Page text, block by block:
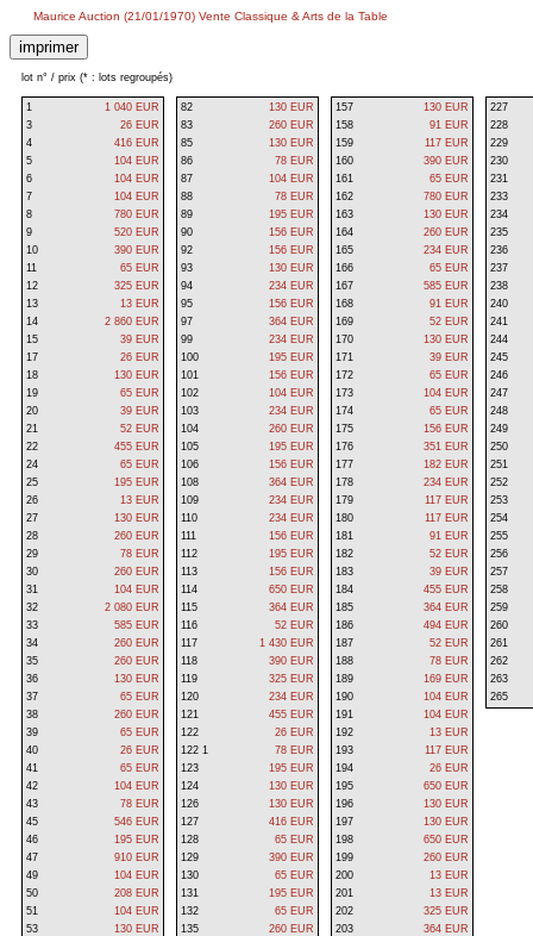
Maurice Auction (21/01/1970) Vente Classique & Arts de la Table
lot n° / prix (* : lots regroupés)
1
1 040 EUR
3
26 EUR
4
416 EUR
5
104 EUR
6
104 EUR
7
104 EUR
8
780 EUR
9
520 EUR
10
390 EUR
11
65 EUR
12
325 EUR
13
13 EUR
14
2 860 EUR
15
39 EUR
17
26 EUR
18
130 EUR
19
65 EUR
20
39 EUR
21
52 EUR
22
455 EUR
24
65 EUR
25
195 EUR
26
13 EUR
27
130 EUR
28
260 EUR
29
78 EUR
30
260 EUR
31
104 EUR
32
2 080 EUR
33
585 EUR
34
260 EUR
35
260 EUR
36
130 EUR
37
65 EUR
38
260 EUR
39
65 EUR
40
26 EUR
41
65 EUR
42
104 EUR
43
78 EUR
45
546 EUR
46
195 EUR
47
910 EUR
49
104 EUR
50
208 EUR
51
104 EUR
53
130 EUR
82
130 EUR
83
260 EUR
85
130 EUR
86
78 EUR
87
104 EUR
88
78 EUR
89
195 EUR
90
156 EUR
92
156 EUR
93
130 EUR
94
234 EUR
95
156 EUR
97
364 EUR
99
234 EUR
100
195 EUR
101
156 EUR
102
104 EUR
103
234 EUR
104
260 EUR
105
195 EUR
106
156 EUR
108
364 EUR
109
234 EUR
110
234 EUR
111
156 EUR
112
195 EUR
113
156 EUR
114
650 EUR
115
364 EUR
116
52 EUR
117
1 430 EUR
118
390 EUR
119
325 EUR
120
234 EUR
121
455 EUR
122
26 EUR
122 1
78 EUR
123
195 EUR
124
130 EUR
126
130 EUR
127
416 EUR
128
65 EUR
129
390 EUR
130
65 EUR
131
195 EUR
132
65 EUR
135
260 EUR
157
130 EUR
158
91 EUR
159
117 EUR
160
390 EUR
161
65 EUR
162
780 EUR
163
130 EUR
164
260 EUR
165
234 EUR
166
65 EUR
167
585 EUR
168
91 EUR
169
52 EUR
170
130 EUR
171
39 EUR
172
65 EUR
173
104 EUR
174
65 EUR
175
156 EUR
176
351 EUR
177
182 EUR
178
234 EUR
179
117 EUR
180
117 EUR
181
91 EUR
182
52 EUR
183
39 EUR
184
455 EUR
185
364 EUR
186
494 EUR
187
52 EUR
188
78 EUR
189
169 EUR
190
104 EUR
191
104 EUR
192
13 EUR
193
117 EUR
194
26 EUR
195
650 EUR
196
130 EUR
197
130 EUR
198
650 EUR
199
260 EUR
200
13 EUR
201
13 EUR
202
325 EUR
203
364 EUR
227
228
229
230
231
233
234
235
236
237
238
240
241
244
245
246
247
248
249
250
251
252
253
254
255
256
257
258
259
260
261
262
263
265